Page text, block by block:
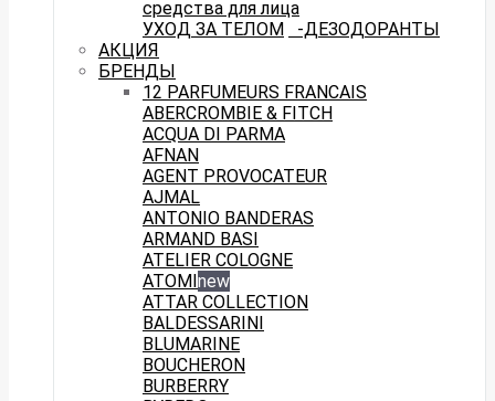
средства для лица
УХОД ЗА ТЕЛОМ
-ДЕЗОДОРАНТЫ
АКЦИЯ
БРЕНДЫ
12 PARFUMEURS FRANCAIS
ABERCROMBIE & FITCH
ACQUA DI PARMA
AFNAN
AGENT PROVOCATEUR
AJMAL
ANTONIO BANDERAS
ARMAND BASI
ATELIER COLOGNE
ATOMI new
ATTAR COLLECTION
BALDESSARINI
BLUMARINE
BOUCHERON
BURBERRY